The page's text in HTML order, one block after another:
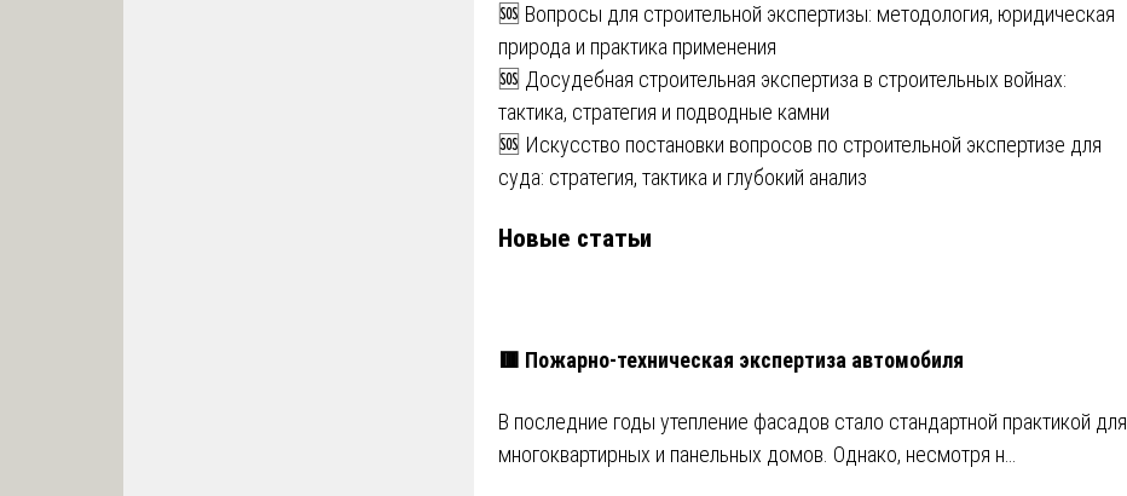
🆘 Вопросы для строительной экспертизы: методология, юридическая
природа и практика применения
🆘 Досудебная строительная экспертиза в строительных войнах:
тактика, стратегия и подводные камни
🆘 Искусство постановки вопросов по строительной экспертизе для
суда: стратегия, тактика и глубокий анализ
Новые статьи
🟥 Пожарно-техническая экспертиза автомобиля
В последние годы утепление фасадов стало стандартной практикой для
многоквартирных и панельных домов. Однако, несмотря н…